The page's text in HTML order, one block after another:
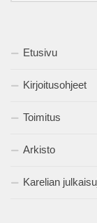
Etusivu
Kirjoitusohjeet
Toimitus
Arkisto
Karelian